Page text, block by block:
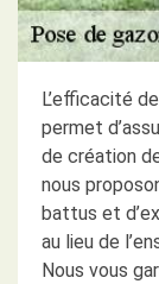
L’efficacité
permet
de création
nous
battus et
au lieu de
Nous vous